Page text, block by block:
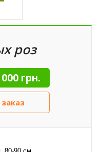
роз
грн.
80-90 см.